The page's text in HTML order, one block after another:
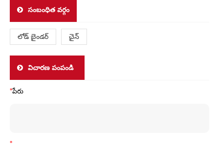
సంబంధిత వర్గం
లోడ్ బైండర్ చైన్
విచారణ పంపండి
*పేరు
*